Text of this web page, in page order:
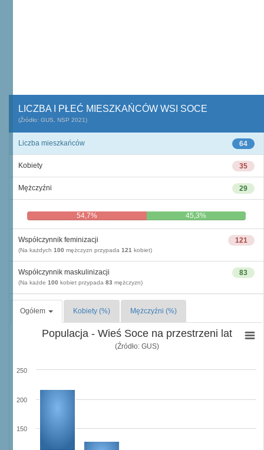
LICZBA I PŁEĆ MIESZKAŃCÓW WSI SOCE
(Źródło: GUS, NSP 2021)
64
Liczba mieszkańców
35
Kobiety
29
Mężczyźni
54,7% 45,3%
121
Współczynnik feminizacji
(Na każdych 100 mężczyzn przypada 121 kobiet)
83
Współczynnik maskulinizacji
(Na każde 100 kobiet przypada 83 mężczyzn)
Ogółem Kobiety (%) Mężczyźni (%)
Populacja - Wieś Soce na przestrzeni lat
(Źródło: GUS)
150
200
250